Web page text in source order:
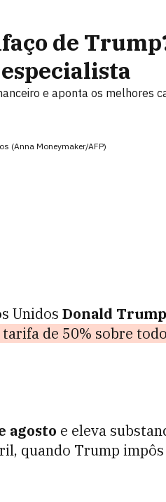
de
e aponta os melhores
(Anna Moneymaker/AFP)
Unidos Donald Trump
tarifa de 50% sobre
agosto e eleva
quando Trump